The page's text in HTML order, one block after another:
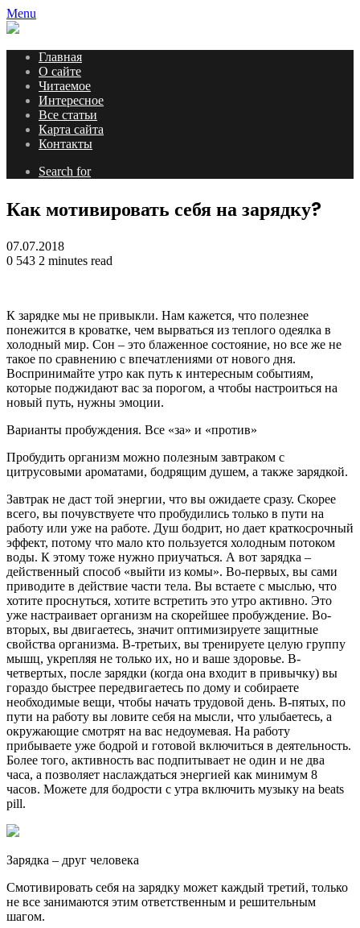
Menu
Главная
О сайте
Читаемое
Интересное
Все статьи
Карта сайта
Контакты
Search for
Как мотивировать себя на зарядку?
07.07.2018
0 543 2 minutes read
К зарядке мы не привыкли. Нам кажется, что полезнее
понежится в кроватке, чем вырваться из теплого одеялка в
холодный мир. Сон – это блаженное состояние, но все же не
такое по сравнению с впечатлениями от нового дня.
Воспринимайте утро как путь к интересным событиям,
которые поджидают вас за порогом, а чтобы настроиться на
новый путь, нужны эмоции.
Варианты пробуждения. Все «за» и «против»
Пробудить организм можно полезным завтраком с
цитрусовыми ароматами, бодрящим душем, а также зарядкой.
Завтрак не даст той энергии, что вы ожидаете сразу. Скорее
всего, вы почувствуете что пробудились только в пути на
работу или уже на работе. Душ бодрит, но дает краткосрочный
эффект, потому что мало кто пользуется холодным потоком
воды. К этому тоже нужно приучаться. А вот зарядка –
действенный способ «выйти из комы». Во-первых, вы сами
приводите в действие части тела. Вы встаете с мыслью, что
хотите проснуться, хотите встретить это утро активно. Это
уже настраивает организм на скорейшее пробуждение. Во-
вторых, вы двигаетесь, значит оптимизируете защитные
свойства организма. В-третьих, вы тренируете целую группу
мышц, укрепляя не только их, но и ваше здоровье. В-
четвертых, после зарядки (когда она входит в привычку) вы
гораздо быстрее передвигаетесь по дому и собираете
необходимые вещи, чтобы начать трудовой день. В-пятых, по
пути на работу вы ловите себя на мысли, что улыбаетесь, а
окружающие смотрят на вас недоумевая. На работу
прибываете уже бодрой и готовой включиться в деятельность.
Более того, активность вас подпитывает не один и не два
часа, а позволяет наслаждаться энергией как минимум 8
часов. Можете для бодрости с утра включить музыку на beats
pill.
Зарядка – друг человека
Смотивировать себя на зарядку может каждый третий, только
не все занимаются этим ответственным и решительным
шагом.